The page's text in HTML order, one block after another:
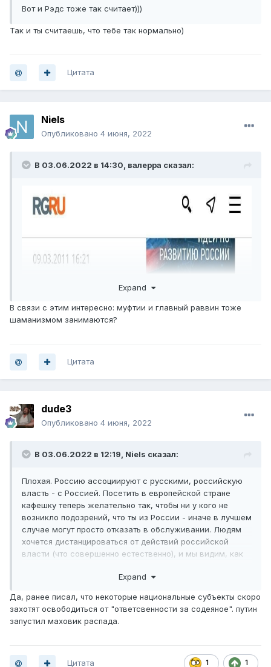
Вот и Рэдс тоже так считает)))
Так и ты считаешь, что тебе так нормально)
Цитата
Niels
Опубликовано 4 июня, 2022
В 03.06.2022 в 14:30, валерра сказал:
Expand
В связи с этим интересно: муфтии и главный раввин тоже
шаманизмом занимаются?
Цитата
dude3
Опубликовано 4 июня, 2022
В 03.06.2022 в 12:19, Niels сказал:
Плохая. Россию ассоциируют с русскими, российскую
власть - с Россией. Посетить в европейской стране
кафешку теперь желательно так, чтобы ни у кого не
возникло подозрений, что ты из России - иначе в лучшем
случае могут просто отказать в обслуживании. Людям
хочется дистанцироваться от действий российской
власти (что совершенно естественно), и мы видим, как
Expand
Да, ранее писал, что некоторые национальные субъекты скоро
захотят освободиться от "ответсвенности за содеяное". путин
запустил маховик распада.
1 1
Цитата